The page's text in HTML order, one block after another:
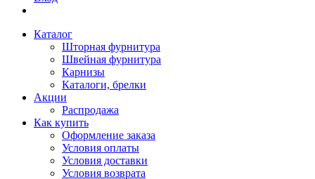
Каталог
Шторная фурнитура
Швейная фурнитура
Карнизы
Каталоги, брелки
Акции
Распродажа
Как купить
Оформление заказа
Условия оплаты
Условия доставки
Условия возврата